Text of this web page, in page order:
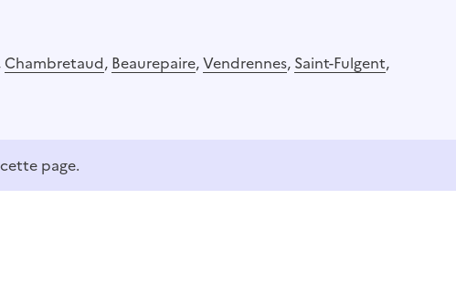
Chambretaud, Beaurepaire,Vendrennes, Saint-Fulgent,
page.